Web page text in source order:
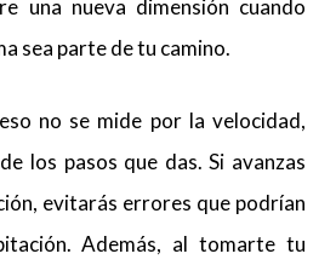
una nueva dimensión cuando
sea parte de tu camino.
no se mide por la velocidad,
los pasos que das. Si avanzas
evitarás errores que podrían
Además, al tomarte tu